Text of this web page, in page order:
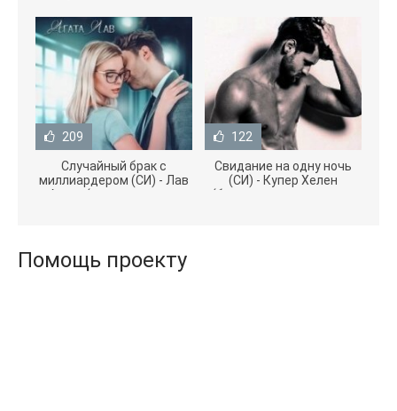
209
Случайный брак с
миллиардером (СИ) - Лав
Агата (полная версия
122
Свидание на одну ночь
(СИ) - Купер Хелен
(бесплатные серии книг
Помощь проекту